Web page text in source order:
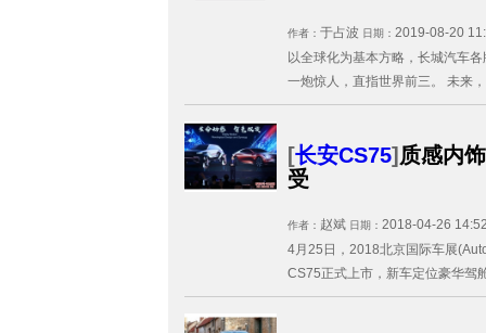
作者： 于占波 日期： 2019-08-20
以全球化为基本方略，长城汽车
一炮惊人，直指世界前三。 未来
[长安CS75]质感内
受
作者： 赵斌 日期： 2018-04-26
4月25日，2018北京国际车展
CS75正式上市，新车定位豪华驾